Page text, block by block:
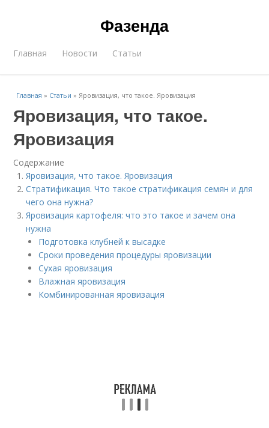
Фазенда
Главная Новости Статьи
Главная » Статьи »Яровизация, что такое. Яровизация
Яровизация, что такое.
Яровизация
Содержание
Яровизация, что такое. Яровизация
Стратификация. Что такое стратификация семян и для
чего она нужна?
Яровизация картофеля: что это такое и зачем она
нужна
Подготовка клубней к высадке
Сроки проведения процедуры яровизации
Сухая яровизация
Влажная яровизация
Комбинированная яровизация